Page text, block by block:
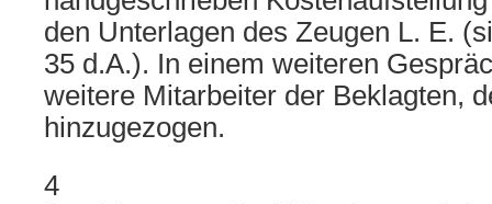
den Unterlagen des Zeugen L. E.
35 d.A.). In einem weiteren
weitere Mitarbeiter der Beklagten,
hinzugezogen.
4